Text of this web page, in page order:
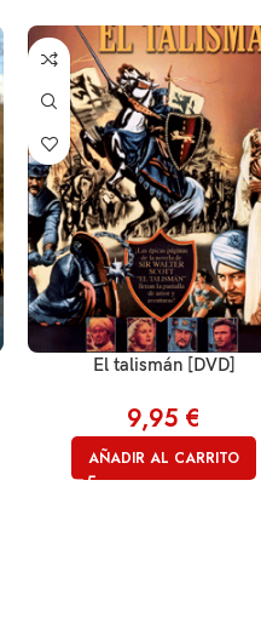
El talismán [DVD]
9,95 €
AÑADIR AL CARRITO